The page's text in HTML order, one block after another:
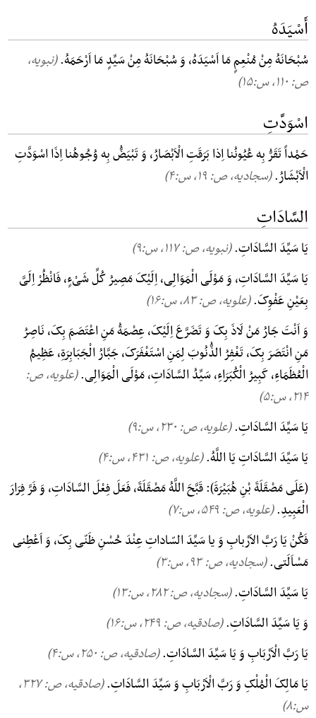
أَسْیَدَهُ
سُبْحَانَهُ مِنْ مُنْعِمٍ مَا اَسْیَدَهُ، وَ سُبْحَانَهُ مِنْ سَیِّدٍ مَا اَرْحَمَهُ.(نبویه،
ص: ۱۱۰, س:۱۵)
اسْوَدَّتِ
حَمْداً تَقَرُّ بِه عُیُونُنا اِذا بَرَقَتِ الْاَبْصَارُ، وَ تَبْیَضُّ بِه وُجُوهُنا اِذَا اسْوَدَّتِ
الْاَبْشَارُ.(سجادیه، ص: ۱۹, س:۴)
السَّادَاتِ
یَا سَیِّدَ السَّادَاتِ.(نبویه، ص: ۱۱۷, س:۹)
یَا سَیِّدَ السَّادَاتِ، وَ مَوْلَی الْمَوَالِی، اِلَیْکَ مَصِیرُ کُلِّ شَیْءٍ، فَانْظُرْ اِلَیَّ
بِعَیْنِ عَفْوِکَ.(علویه، ص: ۸۳, س:۱۶)
وَ اَنْتَ جَارُ مَنْ لَاذَ بِکَ وَ تَضَرَّعَ اِلَیْکَ، عِصْمَةُ مَنِ اعْتَصَمَ بِکَ، نَاصِرُ
مَنِ انْتَصَرَ بِکَ، تَغْفِرُ الذُّنُوبَ لِمَنِ اسْتَغْفَرَکَ، جَبَّارُ الْجَبَابِرَةِ، عَظِیمُ
الْعُظَمَاءِ، کَبِیرُ الْکُبَرَاءِ، سَیِّدُ السَّادَاتِ، مَوْلَی الْمَوَالِی.(علویه، ص:
۲۱۴, س:۵)
یَا سَیِّدَ السَّادَاتِ.(علویه، ص: ۲۳۰, س:۹)
یَا سَیِّدَ السَّادَاتِ یَا اللَّهُ.(علویه، ص: ۴۳۱, س:۴)
(عَلَی مَصْقَلَةَ بْنِ هُبَیْرَةَ): قَبَّحَ اللَّهُ مَصْقَلَةَ، فَعَلَ فِعْلَ السَّادَاتِ، وَ فَرَّ فِرَارَ
الْعَبِیدِ.(علویه، ص: ۵۴۹, س:۷)
فَکُنْ یَا رَبَّ الاَرْبابِ وَ یا سَیِّدَ السّاداتِ عِنْدَ حُسْنِ ظَنّی بِکَ، وَ اَعْطِنی
مَسْاَلَتی.(سجادیه، ص: ۹۳, س:۳)
یَا سَیِّدَ السَّادَاتِ.(سجادیه، ص: ۲۸۲, س:۱۳)
وَ یَا سَیِّدَ السَّادَاتِ.(صادقیه، ص: ۲۴۹, س:۱۶)
یَا رَبَّ الْاَرْبَابِ وَ یَا سَیِّدَ السَّادَاتِ.(صادقیه، ص: ۲۵۰, س:۴)
یَا مَالِکَ الْمُلْکِ وَ رَبَّ الْاَرْبَابِ وَ سَیِّدَ السَّادَاتِ.
(صادقیه، ص: ۳۲۷,
س:۸)